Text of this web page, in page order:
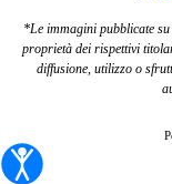
*Le immagini pubblicate
proprietà dei rispettivi
diffusione, utilizzo o